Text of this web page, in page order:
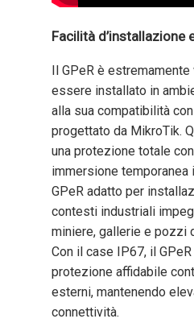
Facilità d’installazione
Il GPeR è
essere installato in
alla sua compatibilità con
progettato da MikroTik.
una protezione totale
immersione temporanea
GPeR adatto per
contesti industriali
miniere, gallerie e pozzi
Con il case IP67, il
protezione affidabile
esterni, mantenendo
connettività.